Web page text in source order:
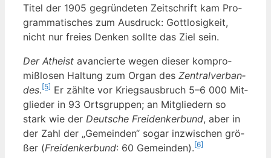
Titel der 1905 gegrün­de­ten Zeit­schrift kam Pro­
gram­ma­ti­sches zum Aus­druck: Gott­lo­sig­keit,
nicht nur frei­es Den­ken soll­te das Ziel sein.
Der Athe­ist avan­cier­te wegen die­ser kom­pro­
miß­lo­sen Hal­tung zum Organ des Zen­tral­ver­ban­
des.[5] Er zähl­te vor Kriegs­aus­bruch 5–6 000 Mit­
glie­der in 93 Orts­grup­pen; an Mit­glie­dern so
stark wie der Deut­sche Frei­den­ker­bund, aber in
der Zahl der „Gemein­den“ sogar inzwi­schen grö­
ßer (Frei­den­ker­bund: 60 Gemein­den).[6]